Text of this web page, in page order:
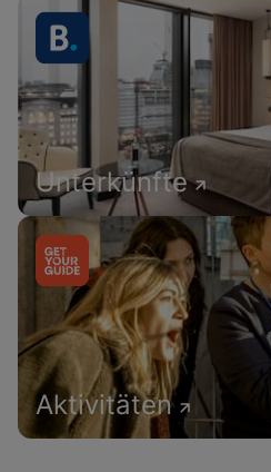
Unterkünfte
Aktivitäten